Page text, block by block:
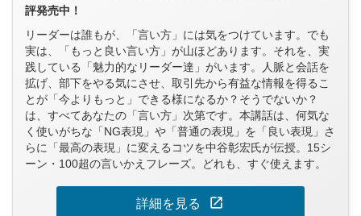
評発売中！
リーダーは誰もが、「言い方」には気をつけています。でも
実は、「もっと良い言い方」が山ほどあります。それを、実
践している「魅力的なリーダー達」がいます。人脈と会話を
拡げ、部下をやる気にさせ、取引先から有益な情報を得るこ
とが「今よりもっと」できる様になるか？そうでないか？
は、すべてあなたの「言い方」次第です。本講話は、何気な
く使いがちな「NG表現」や「普通の表現」を「良い表現」さ
らに「最高の表現」に変えるコツを中谷彰宏氏が伝授。15シ
ーン・100超の言いかえフレーズ。どれも、すぐ使えます。
詳細を見る open_in_new